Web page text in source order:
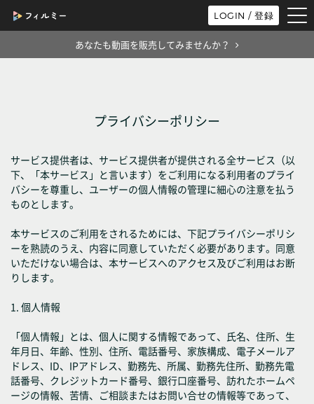
LOGIN / 登録
あなたも動画を販売してみませんか？
プライバシーポリシー
サービス提供者は、サービス提供者が提供される全サービス（以
下、「本サービス」と言います）をご利用になる利用者のプライ
バシーを尊重し、ユーザーの個人情報の管理に細心の注意を払う
ものとします。
本サービスのご利用をされるためには、下記プライバシーポリシ
ーを熟読のうえ、内容に同意していただく必要があります。同意
いただけない場合は、本サービスへのアクセス及びご利用はお断
りします。
1. 個人情報
「個人情報」とは、個人に関する情報であって、氏名、住所、生
年月日、年齢、性別、住所、電話番号、家族構成、電子メールア
ドレス、ID、IPアドレス、勤務先、所属、勤務先住所、勤務先電
話番号、クレジットカード番号、銀行口座番号、訪れたホームペ
ージの情報、苦情、ご相談またはお問い合せの情報等であって、